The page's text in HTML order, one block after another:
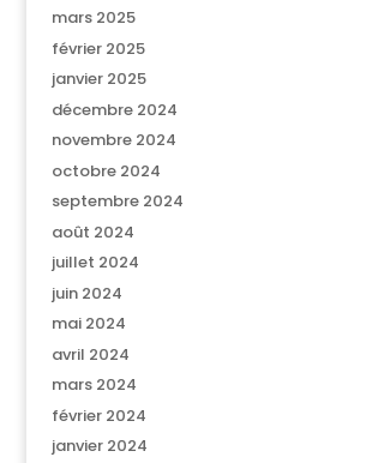
mars 2025
février 2025
janvier 2025
décembre 2024
novembre 2024
octobre 2024
septembre 2024
août 2024
juillet 2024
juin 2024
mai 2024
avril 2024
mars 2024
février 2024
janvier 2024